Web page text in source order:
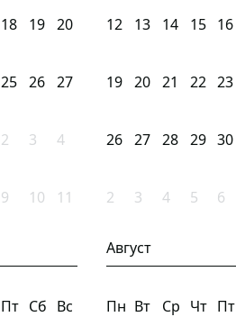
18 19 20
25 26 27
2 3 4
9 10 11
12 13 14 15 16
19 20 21 22 23
26 27 28 29 30
2 3 4 5 6
Пт Сб Вс
Август
Пн Вт Ср Чт Пт